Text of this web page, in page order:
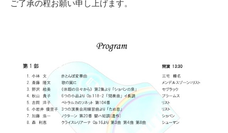
ご了承の程お願い申し上げます。